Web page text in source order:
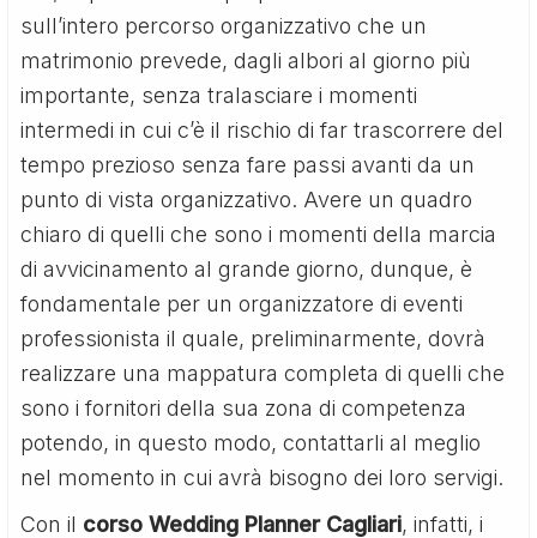
sull’intero percorso organizzativo che un
matrimonio prevede, dagli albori al giorno più
importante, senza tralasciare i momenti
intermedi in cui c’è il rischio di far trascorrere del
tempo prezioso senza fare passi avanti da un
punto di vista organizzativo. Avere un quadro
chiaro di quelli che sono i momenti della marcia
di avvicinamento al grande giorno, dunque, è
fondamentale per un organizzatore di eventi
professionista il quale, preliminarmente, dovrà
realizzare una mappatura completa di quelli che
sono i fornitori della sua zona di competenza
potendo, in questo modo, contattarli al meglio
nel momento in cui avrà bisogno dei loro servigi.
Con il corso Wedding Planner Cagliari, infatti, i